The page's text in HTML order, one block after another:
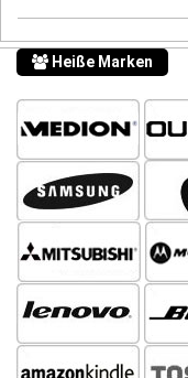
Heiße Marken